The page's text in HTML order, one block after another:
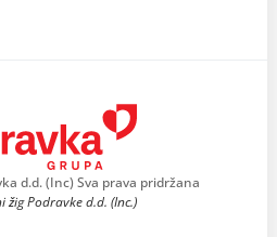
d.d. (Inc) Sva prava pridržana
Podravke d.d. (Inc.)